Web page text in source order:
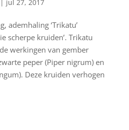
jul 27, 2017
ademhaling ‘Trikatu’
scherpe kruiden’. Trikatu
werkingen van gember
peper (Piper nigrum) en
Deze kruiden verhogen